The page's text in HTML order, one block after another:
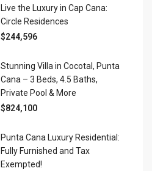
Live the Luxury in Cap Cana:
Circle Residences
$244,596
Stunning Villa in Cocotal, Punta
Cana – 3 Beds, 4.5 Baths,
Private Pool & More
$824,100
Punta Cana Luxury Residential:
Fully Furnished and Tax
Exempted!